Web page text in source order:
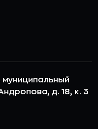
муниципальный
д. 18, к. 3